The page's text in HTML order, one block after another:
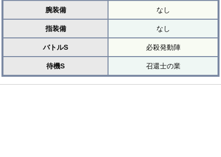
腕装備 なし
指装備 なし
バトルS 必殺発動陣
待機S 召還士の業